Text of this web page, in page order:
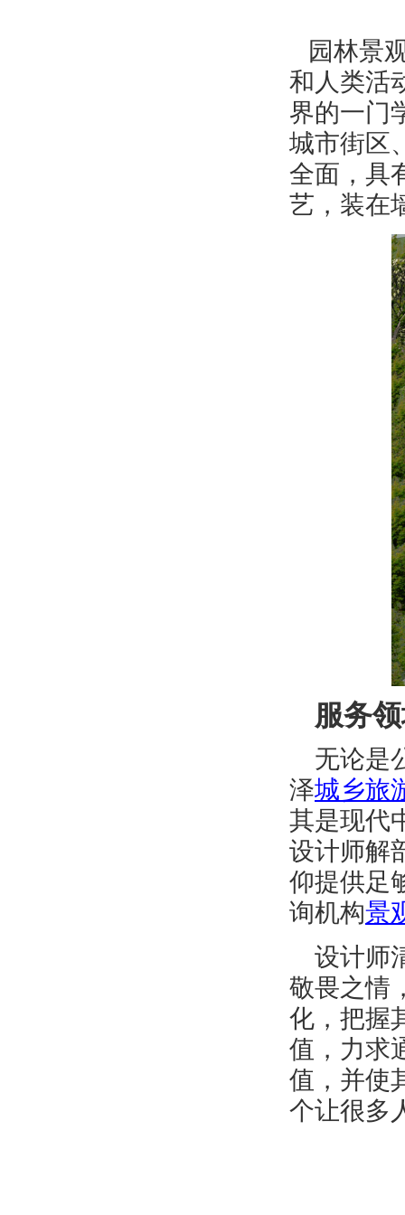
园林景
和人类活
界的一门
城市街区
全面，具
艺，装在
服务
无论是
泽城乡旅
其是现代
设计师解
仰提供足
询机构景
设计师
敬畏之情
化，把握
值，力求
值，并使
个让很多